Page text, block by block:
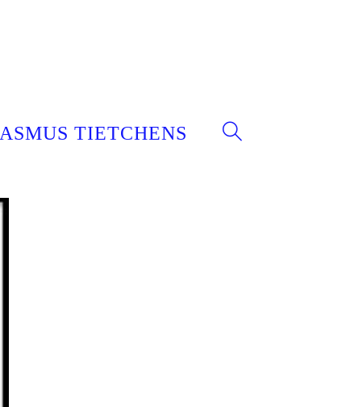
ASMUS TIETCHENS WEBSITE-